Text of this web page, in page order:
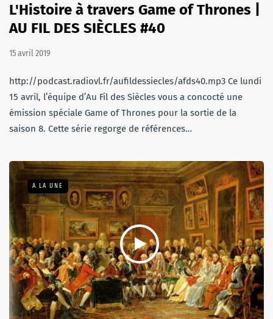
L'Histoire à travers Game of Thrones |
AU FIL DES SIÈCLES #40
15 avril 2019
http://podcast.radiovl.fr/aufildessiecles/afds40.mp3 Ce lundi
15 avril, l’équipe d’Au Fil des Siècles vous a concocté une
émission spéciale Game of Thrones pour la sortie de la
saison 8. Cette série regorge de références…
A LA UNE